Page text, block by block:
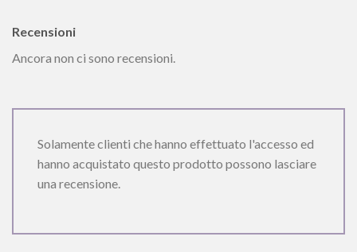
Recensioni
Ancora non ci sono recensioni.
Solamente clienti che hanno effettuato l'accesso ed
hanno acquistato questo prodotto possono lasciare
una recensione.